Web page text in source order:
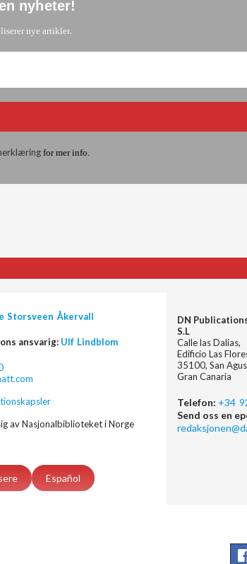
nyheter!
nye artikler.
for mer info.
Storsveen Åkervall
ansvarig: Ulf Lindblom
av Nasjonalbiblioteket i Norge
Español
DN
S.L
Calle las Dalias,
Edificio Las
35100, San
Gran Canaria
Telefon: +34
Send oss en